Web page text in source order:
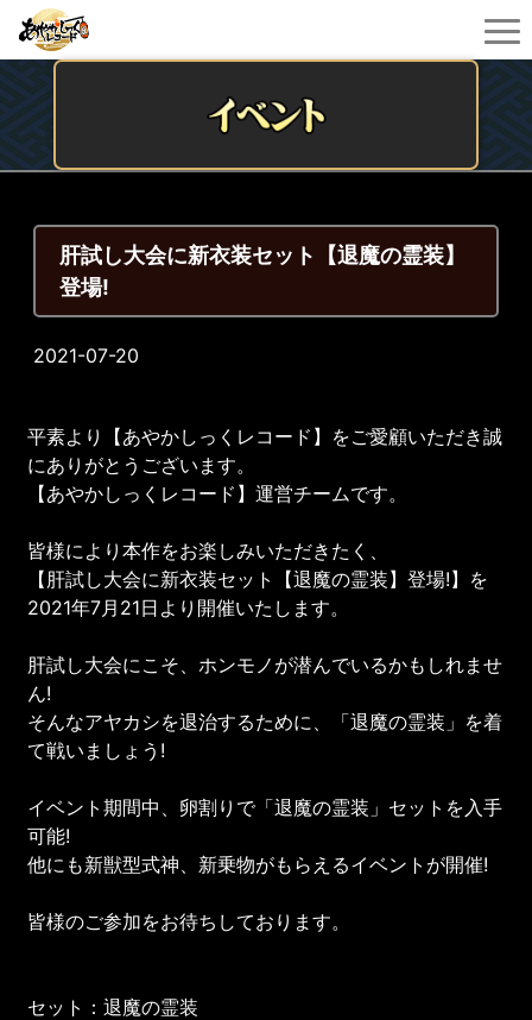
肝試し大会に新衣装セット【退魔の霊装】
登場!
2021-07-20
平素より【あやかしっくレコード】をご愛顧いただき誠
にありがとうございます。
【あやかしっくレコード】運営チームです。
皆様により本作をお楽しみいただきたく、
【肝試し大会に新衣装セット【退魔の霊装】登場!】を
2021年7月21日より開催いたします。
肝試し大会にこそ、ホンモノが潜んでいるかもしれませ
ん!
そんなアヤカシを退治するために、「退魔の霊装」を着
て戦いましょう!
イベント期間中、卵割りで「退魔の霊装」セットを入手
可能!
他にも新獣型式神、新乗物がもらえるイベントが開催!
皆様のご参加をお待ちしております。
セット：退魔の霊装